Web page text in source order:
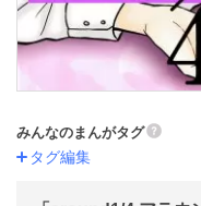
みんなのまんがタグ
タグ編集